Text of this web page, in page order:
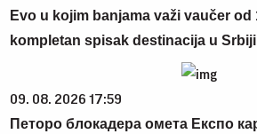
Evo u kojim banjama važi vaučer od
kompletan spisak destinacija u Srbiji
09. 08. 2026 17:59
Петоро блокадера омета Експо